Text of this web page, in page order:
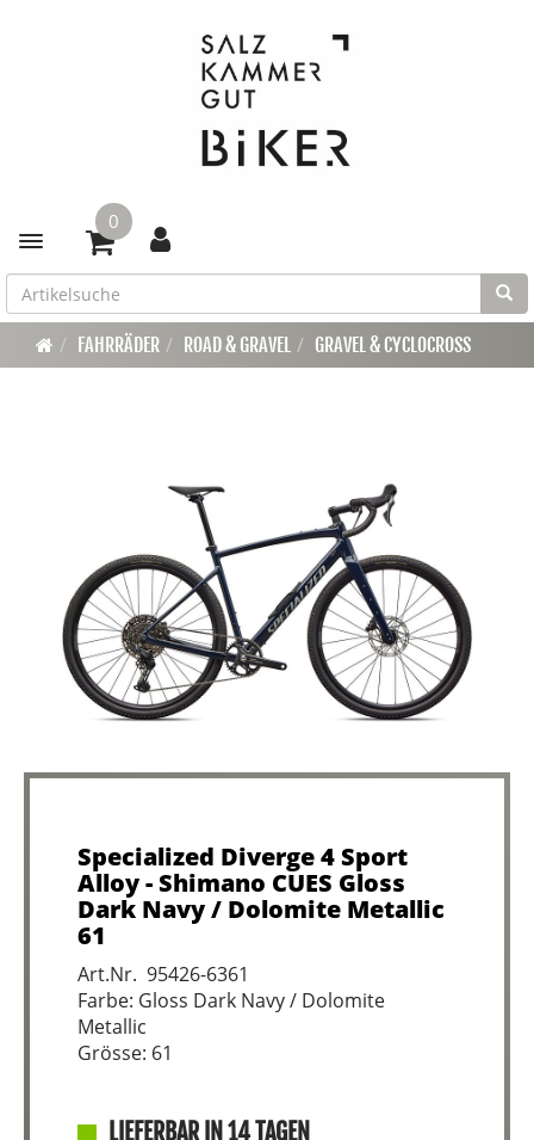
Toggle navigation
0
FAHRRÄDER ROAD & GRAVEL GRAVEL & CYCLOCROSS
Specialized Diverge 4 Sport
Alloy - Shimano CUES Gloss
Dark Navy / Dolomite Metallic
61
Art.Nr. 95426-6361
Farbe: Gloss Dark Navy / Dolomite
Metallic
Grösse: 61
LIEFERBAR IN 14 TAGEN